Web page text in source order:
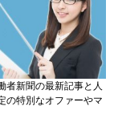
者新聞の最新記事と人
の特別なオファーやマ